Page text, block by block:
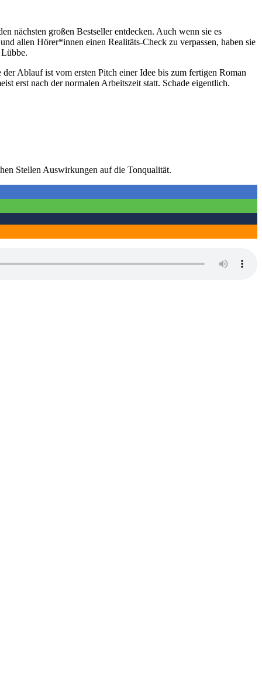
nächsten großen Bestseller entdecken. Auch wenn sie es
allen Hörer*innen einen Realitäts-Check zu verpassen, haben sie
Ablauf ist vom ersten Pitch einer Idee bis zum fertigen Roman
erst nach der normalen Arbeitszeit statt. Schade eigentlich.
Stellen Auswirkungen auf die Tonqualität.